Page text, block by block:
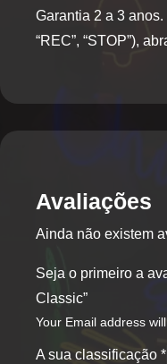
Garantia 2 a 3 anos.
“REC”, “STOP”),
Avaliações
Ainda não existem
Seja o primeiro a
Classic”
Your Email address
A sua classificação *